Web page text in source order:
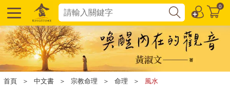
0
首頁 ＞ 中文書 ＞ 宗教命理 ＞ 命理 ＞ 風水